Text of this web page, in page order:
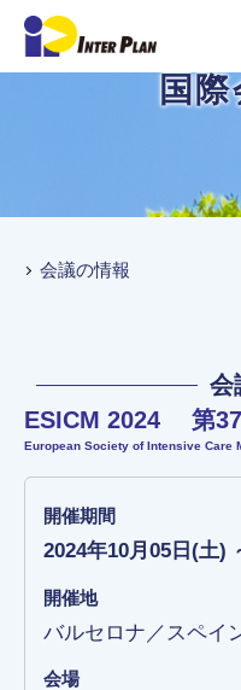
国
会議の情報
会
ESICM 2024 第37
European Society of Intensive Care
開催期間
2024年10月05日(土)
開催地
バルセロナ／スペイ
会場